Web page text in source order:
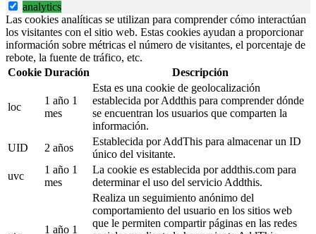
analytics
Las cookies analíticas se utilizan para comprender cómo interactúan
los visitantes con el sitio web. Estas cookies ayudan a proporcionar
información sobre métricas el número de visitantes, el porcentaje de
rebote, la fuente de tráfico, etc.
Cookie Duración Descripción
loc
1 año 1
mes
Esta es una cookie de geolocalización
establecida por Addthis para comprender dónde
se encuentran los usuarios que comparten la
información.
UID
2 años
Establecida por AddThis para almacenar un ID
único del visitante.
uvc
1 año 1
mes
La cookie es establecida por addthis.com para
determinar el uso del servicio Addthis.
1 año 1
Realiza un seguimiento anónimo del
comportamiento del usuario en los sitios web
que le permiten compartir páginas en las redes